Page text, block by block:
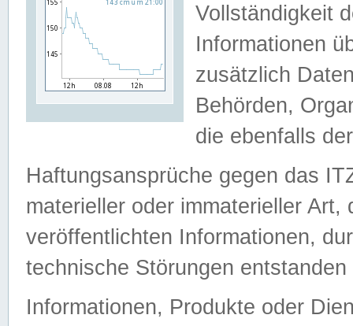
Vollständigkeit
Informationen
zusätzlich
Behörden,
die ebenfalls
Haftungsansprüche gegen das
materieller oder immaterieller
veröffentlichten Informationen,
technische Störungen
Informationen, Produkte oder